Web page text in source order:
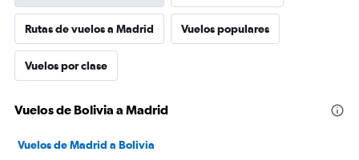
Rutas de vuelos a Madrid Vuelos populares
Vuelos por clase
Vuelos de Bolivia a Madrid
Vuelos de Madrid a Bolivia